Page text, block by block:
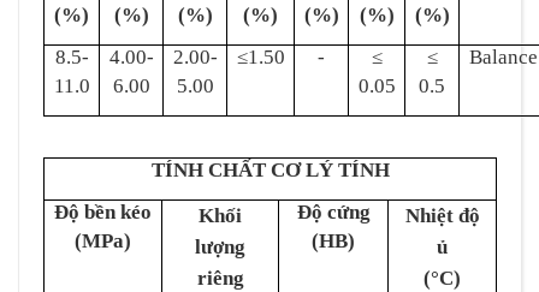
(%)
(%)
(%)
(%)
(%)
(%)
(%)
8.5-
11.0
4.00-
6.00
2.00-
5.00
≤1.50 -
≤
0.05
≤
0.5
Balance
TÍNH CHẤT CƠ LÝ TÍNH
Độ bền kéo
(MPa)
Khối
lượng
riêng
Độ cứng
(HB)
Nhiệt độ
ủ
(°C)